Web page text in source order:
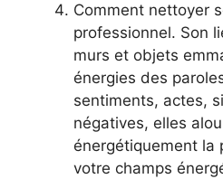
Comment nettoyer
professionnel. Son
murs et objets
énergies des
sentiments, actes,
négatives, elles
énergétiquement la
votre champs